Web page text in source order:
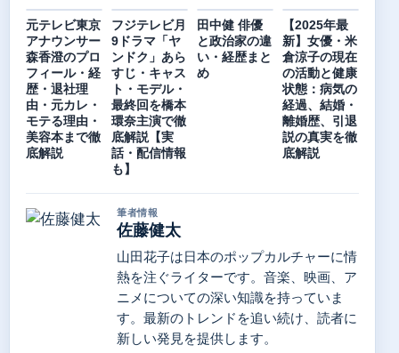
元テレビ東京
アナウンサー
森香澄のプロ
フィール・経
歴・退社理
由・元カレ・
モテる理由・
美容本まで徹
底解説
フジテレビ月
9ドラマ「ヤ
ンドク」あら
すじ・キャス
ト・モデル・
最終回を橋本
環奈主演で徹
底解説【実
話・配信情報
も】
田中健 俳優
と政治家の違
い・経歴まと
め
【2025年最
新】女優・米
倉涼子の現在
の活動と健康
状態：病気の
経過、結婚・
離婚歴、引退
説の真実を徹
底解説
筆者情報
佐藤健太
山田花子は日本のポップカルチャーに情
熱を注ぐライターです。音楽、映画、ア
ニメについての深い知識を持っていま
す。最新のトレンドを追い続け、読者に
新しい発見を提供します。